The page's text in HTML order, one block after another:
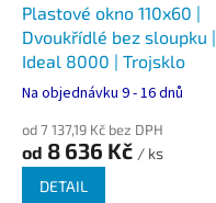
Plastové okno 110x60 |
Dvoukřídlé bez sloupku |
Ideal 8000 | Trojsklo
Na objednávku 9 - 16 dnů
od 7 137,19 Kč bez DPH
od 8 636 Kč / ks
DETAIL